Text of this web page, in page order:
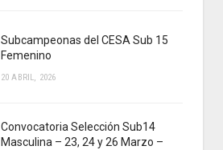
Subcampeonas del CESA Sub 15
Femenino
20 ABRIL, 2026
Convocatoria Selección Sub14
Masculina – 23, 24 y 26 Marzo –